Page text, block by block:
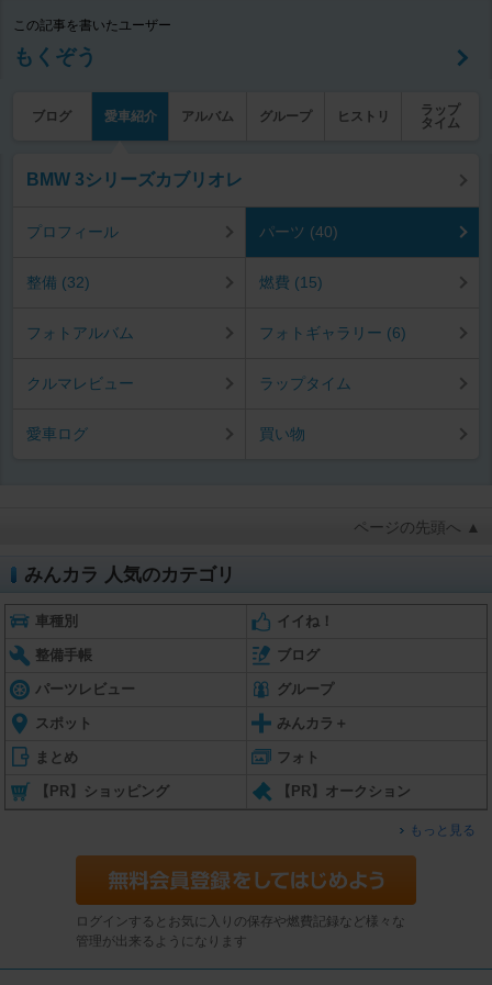
この記事を書いたユーザー
もくぞう
ブログ 愛車紹介 アルバム グループ ヒストリ
ラップ
タイム
BMW 3シリーズカブリオレ
プロフィール パーツ (40)
整備 (32) 燃費 (15)
フォトアルバム フォトギャラリー (6)
クルマレビュー ラップタイム
愛車ログ 買い物
ページの先頭へ ▲
みんカラ 人気のカテゴリ
車種別 イイね！
整備手帳 ブログ
パーツレビュー グループ
スポット みんカラ＋
まとめ フォト
【PR】ショッピング 【PR】オークション
もっと見る
ログインするとお気に入りの保存や燃費記録など様々な
管理が出来るようになります